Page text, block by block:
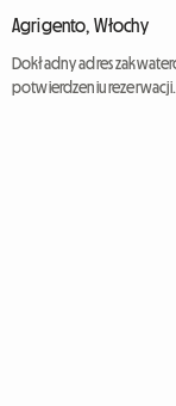
Agrigento, Włochy
Dokładny adres
potwierdzeniu rezerwacji.